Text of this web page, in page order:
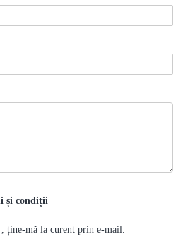
și condiții
, ține-mă la curent prin e-mail.